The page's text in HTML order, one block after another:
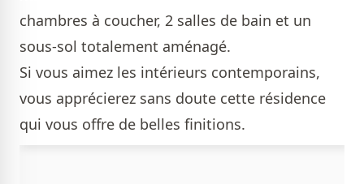
chambres à coucher, 2 salles de bain et un
sous-sol totalement aménagé.
Si vous aimez les intérieurs contemporains,
vous apprécierez sans doute cette résidence
qui vous offre de belles finitions.